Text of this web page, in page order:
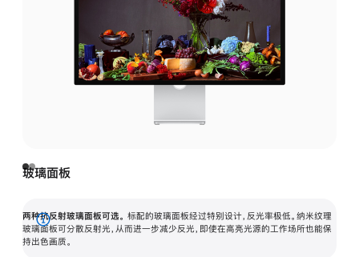
玻璃面板
两种抗反射玻璃面板可选。 标配的玻璃面板经过特别设计，反光率极低。纳米纹理
玻璃面板可分散反射光，从而进一步减少反光，即使在高亮光源的工作场所也能保
持出色画质。
展
开